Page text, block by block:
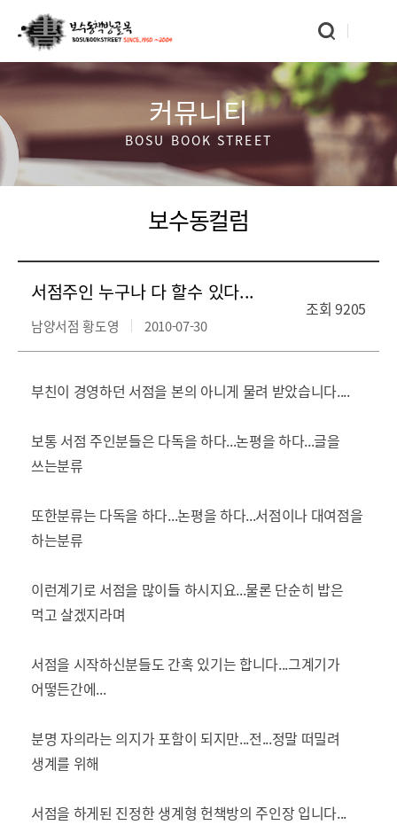
커뮤니티
BOSU BOOK STREET
보수동컬럼
서점주인 누구나 다 할수 있다...
조회 9205
남양서점 황도영 2010-07-30
부친이 경영하던 서점을 본의 아니게 물려 받았습니다....
보통 서점 주인분들은 다독을 하다...논평을 하다...글을
쓰는분류
또한분류는 다독을 하다...논평을 하다...서점이나 대여점을
하는분류
이런계기로 서점을 많이들 하시지요...물론 단순히 밥은
먹고 살겠지라며
서점을 시작하신분들도 간혹 있기는 합니다...그계기가
어떻든간에...
분명 자의라는 의지가 포함이 되지만...전...정말 떠밀려
생계를 위해
서점을 하게된 진정한 생계형 헌책방의 주인장 입니다...